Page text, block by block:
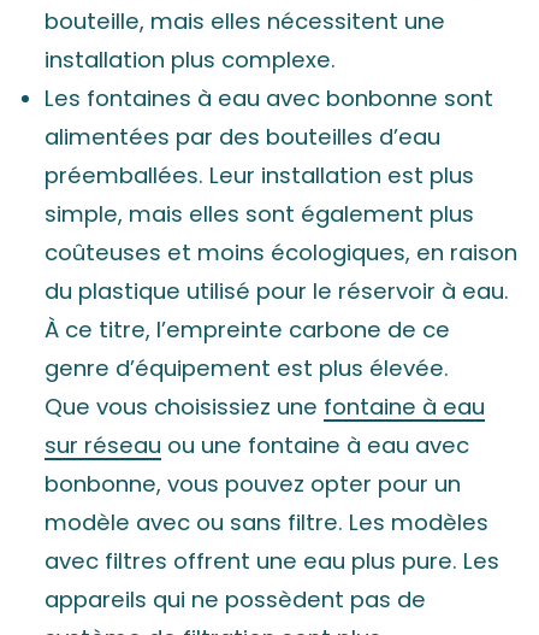
bouteille, mais elles nécessitent une
installation plus complexe.
Les fontaines à eau avec bonbonne sont
alimentées par des bouteilles d’eau
préemballées. Leur installation est plus
simple, mais elles sont également plus
coûteuses et moins écologiques, en raison
du plastique utilisé pour le réservoir à eau.
À ce titre, l’empreinte carbone de ce
genre d’équipement est plus élevée.
Que vous choisissiez une fontaine à eau
sur réseau ou une fontaine à eau avec
bonbonne, vous pouvez opter pour un
modèle avec ou sans filtre. Les modèles
avec filtres offrent une eau plus pure. Les
appareils qui ne possèdent pas de